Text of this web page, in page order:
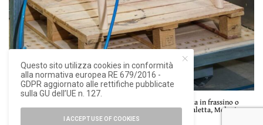
Lavorazione della poltrona Héra di Patrick Jouin realizzata in frassino o
noce americano, ph. ©Delfino Sisto Legnani, Alessandro Saletta, Melania
Questo sito utilizza cookies in conformità
alla normativa europea RE 679/2016 -
GDPR aggiornato alle rettifiche pubblicate
sulla GU dell’UE n. 127.
I ACCEPT USE OF COOKIES